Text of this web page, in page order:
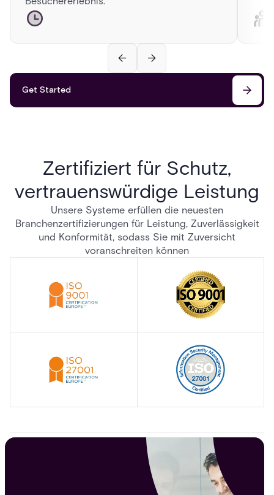
Get Started
Zertifiziert für Schutz,
vertrauenswürdige Leistung
Unsere Systeme erfüllen die neuesten
Branchenzertifizierungen für Leistung, Zuverlässigkeit
und Konformität, sodass Sie mit Zuversicht
voranschreiten können